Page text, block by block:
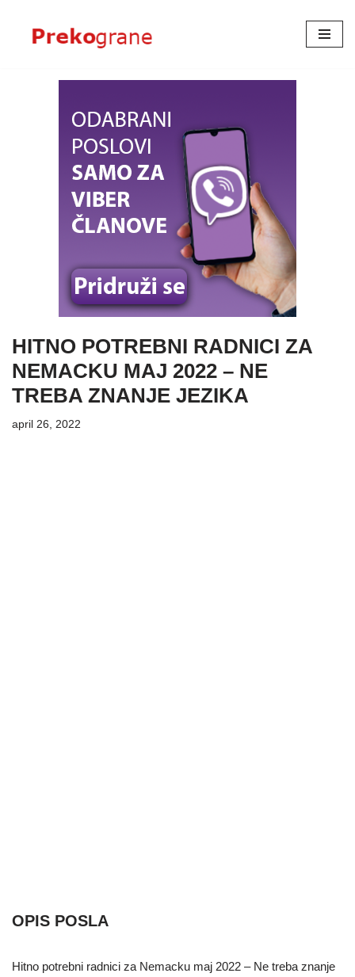
Skoči
HITNO POTREBNI RADNICI ZA
NEMACKU MAJ 2022 – NE
TREBA ZNANJE JEZIKA
april 26, 2022
OPIS POSLA
Hitno potrebni radnici za Nemacku maj 2022 – Ne treba znanje